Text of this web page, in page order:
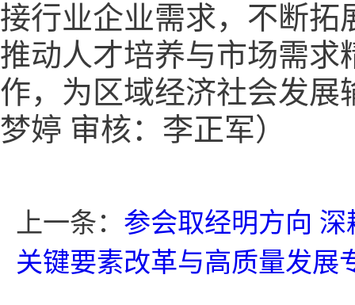
接行业企业需求，不断拓
推动人才培养与市场需求
作，为区域经济社会发展
梦婷 审核：李正军）
上一条： 参会取经明方向
关键要素改革与高质量发展